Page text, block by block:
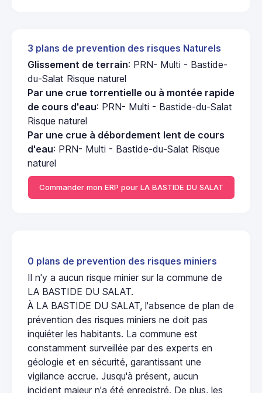
3 plans de prevention des risques Naturels
Glissement de terrain: PRN- Multi - Bastide-
du-Salat Risque naturel
Par une crue torrentielle ou à montée rapide
de cours d'eau: PRN- Multi - Bastide-du-Salat
Risque naturel
Par une crue à débordement lent de cours
d'eau: PRN- Multi - Bastide-du-Salat Risque
naturel
Commander mon ERP pour LA BASTIDE DU SALAT
0 plans de prevention des risques miniers
Il n'y a aucun risque minier sur la commune de
LA BASTIDE DU SALAT.
À LA BASTIDE DU SALAT, l'absence de plan de
prévention des risques miniers ne doit pas
inquiéter les habitants. La commune est
constamment surveillée par des experts en
géologie et en sécurité, garantissant une
vigilance accrue. Jusqu'à présent, aucun
incident majeur n'a été enregistré. De plus, les